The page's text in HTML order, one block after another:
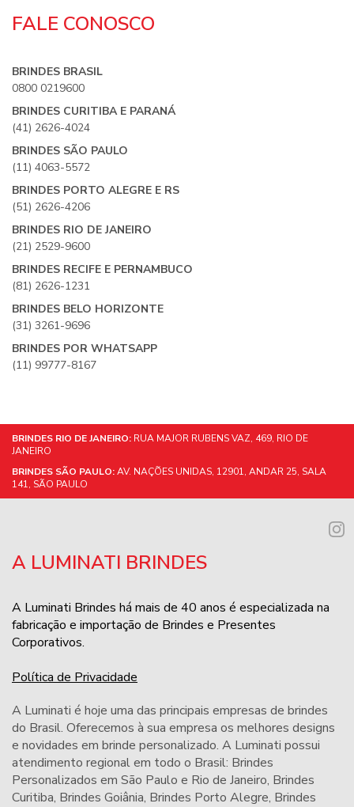
FALE CONOSCO
BRINDES BRASIL
0800 0219600
BRINDES CURITIBA E PARANÁ
(41) 2626-4024
BRINDES SÃO PAULO
(11) 4063-5572
BRINDES PORTO ALEGRE E RS
(51) 2626-4206
BRINDES RIO DE JANEIRO
(21) 2529-9600
BRINDES RECIFE E PERNAMBUCO
(81) 2626-1231
BRINDES BELO HORIZONTE
(31) 3261-9696
BRINDES POR WHATSAPP
(11) 99777-8167
BRINDES RIO DE JANEIRO: RUA MAJOR RUBENS VAZ, 469, RIO DE
JANEIRO
BRINDES SÃO PAULO:AV. NAÇÕES UNIDAS, 12901, ANDAR 25, SALA
141, SÃO PAULO
A LUMINATI BRINDES
A Luminati Brindes há mais de 40 anos é especializada na
fabricação e importação de Brindes e Presentes
Corporativos.
Política de Privacidade
A Luminati é hoje uma das principais empresas de brindes
do Brasil. Oferecemos à sua empresa os melhores designs
e novidades em brinde personalizado. A Luminati possui
atendimento regional em todo o Brasil: Brindes
Personalizados em São Paulo e Rio de Janeiro, Brindes
Curitiba, Brindes Goiânia, Brindes Porto Alegre, Brindes